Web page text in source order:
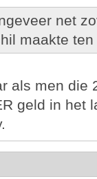
net
maakte
als men die
geld in het